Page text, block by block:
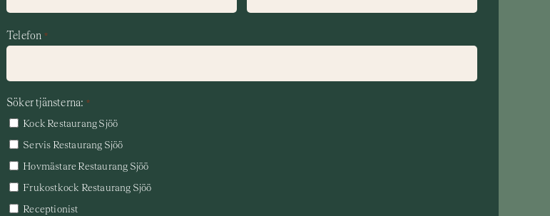
Telefon *
Söker tjänsterna: *
Kock Restaurang Sjöö
Servis Restaurang Sjöö
Hovmästare Restaurang Sjöö
Frukostkock Restaurang Sjöö
Receptionist